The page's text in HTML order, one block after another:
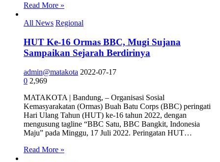
Read More »
All News Regional
HUT Ke-16 Ormas BBC, Mugi Sujana
Sampaikan Sejarah Berdirinya
admin@matakota 2022-07-17
0 2,969
MATAKOTA | Bandung, – Organisasi Sosial
Kemasyarakatan (Ormas) Buah Batu Corps (BBC) peringati
Hari Ulang Tahun (HUT) ke-16 tahun 2022, dengan
mengusung tagline “BBC Satu, BBC Bangkit, Indonesia
Maju” pada Minggu, 17 Juli 2022. Peringatan HUT…
Read More »